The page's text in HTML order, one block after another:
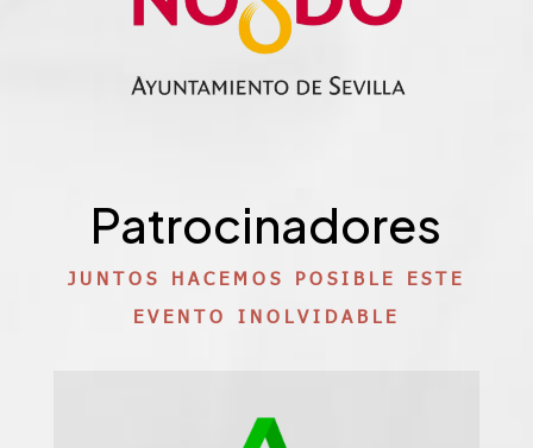
Patrocinadores
JUNTOS HACEMOS POSIBLE ESTE
EVENTO INOLVIDABLE